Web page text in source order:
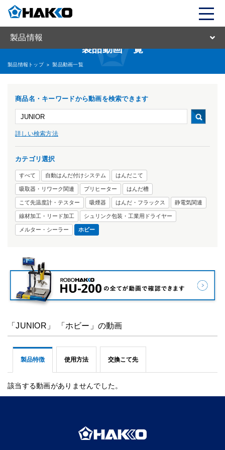
製品情報
製品動画一覧
製品情報トップ > 製品動画一覧
商品名・キーワードから動画を検索できます
詳しい検索方法
カテゴリ選択
すべて 自動はんだ付けシステム はんだこて
吸取器・リワーク関連 プリヒーター はんだ槽
こて先温度計・テスター 吸煙器 はんだ・フラックス 静電気関連
線材加工・リード加工 シュリンク包装・工業用ドライヤー
メルター・シーラー ホビー
「JUNIOR」 「ホビー」の動画
製品特徴 使用方法 交換こて先
該当する動画がありませんでした。